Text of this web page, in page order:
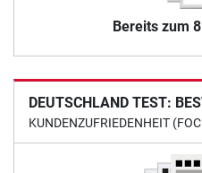
Bereits zum
DEUTSCHLAND TEST:
KUNDENZUFRIEDENHEIT